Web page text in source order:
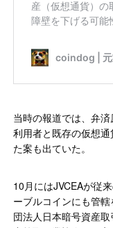
当時の報道では、弁済
利用者と既存の仮想
た案も出ていた。
10月にはJVCEAが従
ーブルコインにも管
団法人日本暗号資産